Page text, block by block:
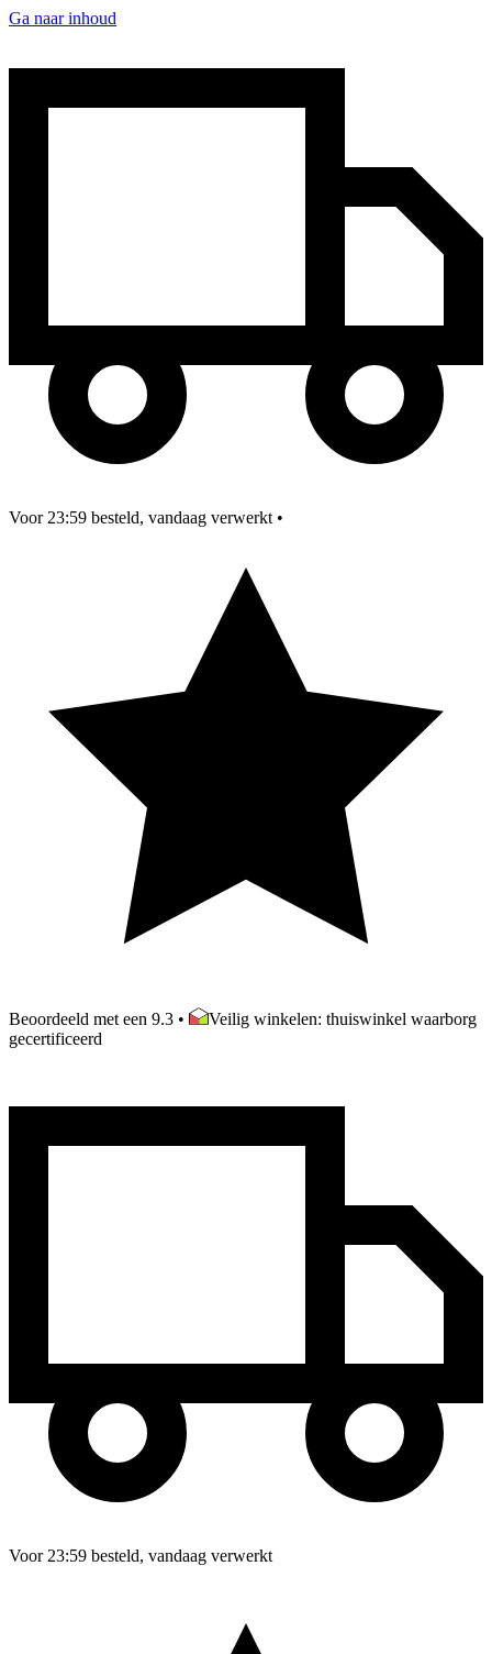
Ga naar inhoud
Voor 23:59 besteld, vandaag verwerkt •
Beoordeeld met een 9.3 •
Veilig winkelen: thuiswinkel waarborg
gecertificeerd
Voor 23:59 besteld, vandaag verwerkt